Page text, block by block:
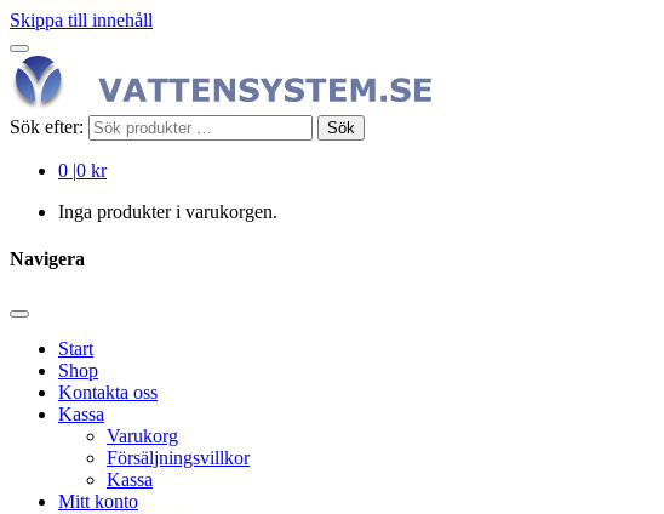
Skippa till innehåll
Sök efter: Sök
0 |0 kr
Inga produkter i varukorgen.
Navigera
Start
Shop
Kontakta oss
Kassa
Varukorg
Försäljningsvillkor
Kassa
Mitt konto